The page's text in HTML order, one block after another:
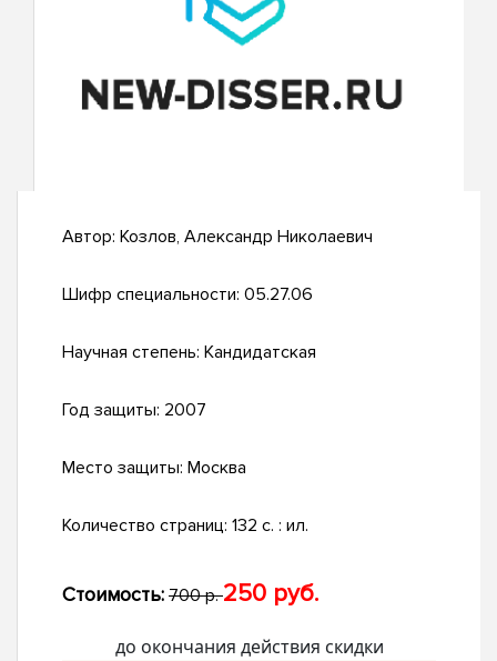
Автор: Козлов, Александр Николаевич
Шифр специальности: 05.27.06
Научная степень: Кандидатская
Год защиты: 2007
Место защиты: Москва
Количество страниц: 132 с. : ил.
Стоимость: 700 р.250 руб.
до окончания действия скидки